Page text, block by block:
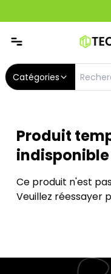
Catégories
Produit
indisponible
Ce produit n'est
Veuillez réessayer